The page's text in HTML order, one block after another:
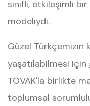
sınıflı, etkileşimli
modeliydi.
Güzel Türkçemizin
yaşatılabilmesi
TOVAK'la birlikte
toplumsal